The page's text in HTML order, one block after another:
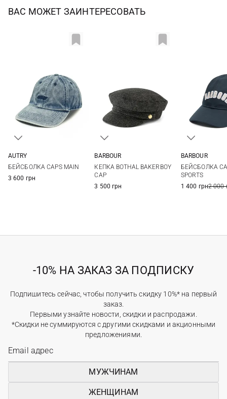
ВАС МОЖЕТ ЗАИНТЕРЕСОВАТЬ
AUTRY
БЕЙСБОЛКА CAPS MAIN
3 600 грн
BARBOUR
КЕПКА BOTHAL BAKERBOY
CAP
3 500 грн
BARBOUR
БЕЙСБОЛКА
SPORTS
1 400 грн2 000
-10% НА ЗАКАЗ ЗА ПОДПИСКУ
Подпишитесь сейчас, чтобы получить скидку 10%* на первый
заказ.
Первыми узнайте новости, скидки и распродажи.
*Скидки не суммируются с другими скидками и акционными
предложениями.
МУЖЧИНАМ
ЖЕНЩИНАМ